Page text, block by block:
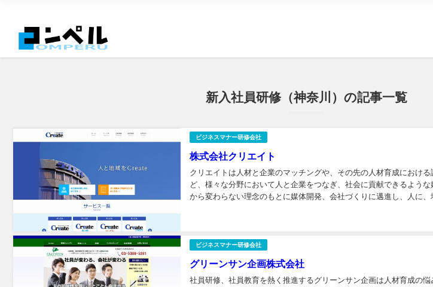
新入社員研修（神奈川）の記事一覧
ビジネスマナー研修会社
株式会社クリエイト
クリエイトは人材と企業のマッチングや、その先の人材育成におけ
ど、様々な分野において人と企業をつなぎ、社会に貢献できるよう
から変わらない理念のもとに媒体開発、会社づくりに邁進し、人に
ビジネスマナー研修会社
グリーンサン企画株式会社
社員研修、社員教育を熱く推進するグリーンサン企画は人材育成の